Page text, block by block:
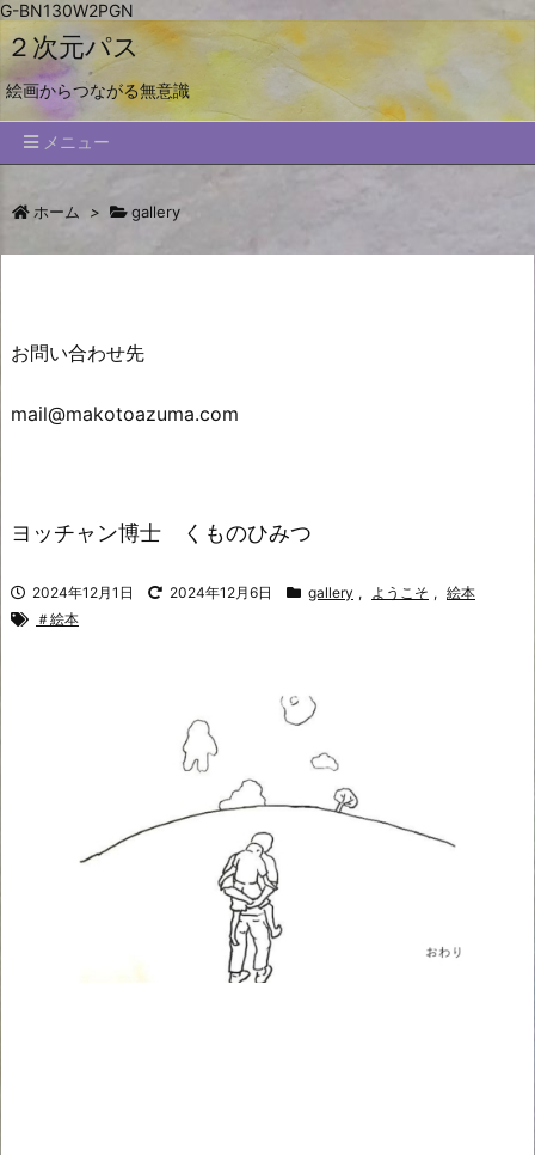
G-BN130W2PGN
２次元パス
絵画からつながる無意識
メニュー
ホーム > gallery
お問い合わせ先
mail@makotoazuma.com
ヨッチャン博士 くものひみつ
2024年12月1日 2024年12月6日 gallery , ようこそ , 絵本
＃絵本